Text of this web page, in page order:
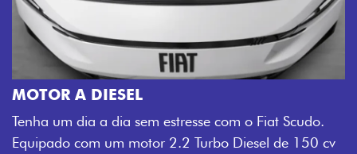
MOTOR A DIESEL
Tenha um dia a dia sem estresse com o Fiat Scudo.
Equipado com um motor 2.2 Turbo Diesel de 150 cv